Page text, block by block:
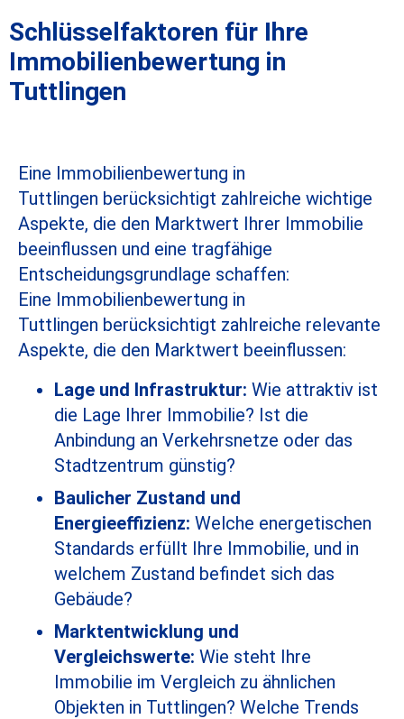
Schlüsselfaktoren für Ihre
Immobilienbewertung in
Tuttlingen
Eine Immobilienbewertung in
Tuttlingen berücksichtigt zahlreiche wichtige
Aspekte, die den Marktwert Ihrer Immobilie
beeinflussen und eine tragfähige
Entscheidungsgrundlage schaffen:
Eine Immobilienbewertung in
Tuttlingen berücksichtigt zahlreiche relevante
Aspekte, die den Marktwert beeinflussen:
Lage und Infrastruktur: Wie attraktiv ist
die Lage Ihrer Immobilie? Ist die
Anbindung an Verkehrsnetze oder das
Stadtzentrum günstig?
Baulicher Zustand und
Energieeffizienz: Welche energetischen
Standards erfüllt Ihre Immobilie, und in
welchem Zustand befindet sich das
Gebäude?
Marktentwicklung und
Vergleichswerte: Wie steht Ihre
Immobilie im Vergleich zu ähnlichen
Objekten in Tuttlingen? Welche Trends